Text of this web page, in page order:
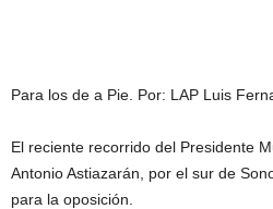
Para los de a Pie. Por: LAP Luis
El reciente recorrido del Presidente
Antonio Astiazarán, por el sur de
para la oposición.